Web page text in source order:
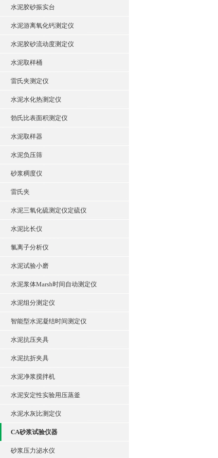
水泥胶砂振实台
水泥游离氧化钙测定仪
水泥胶砂流动度测定仪
水泥取样桶
雷氏夹测定仪
水泥水化热测定仪
勃氏比表面积测定仪
水泥取样器
水泥负压筛
砂浆稠度仪
雷氏夹
水泥三氧化硫测定仪定硫仪
水泥比长仪
氯离子分析仪
水泥试验小磨
水泥浆体Marsh时间自动测定仪
水泥组分测定仪
智能型水泥凝结时间测定仪
水泥抗压夹具
水泥抗折夹具
水泥净浆搅拌机
水泥安定性实验用压蒸釜
水泥水灰比测定仪
CA砂浆试验仪器
砂浆压力泌水仪